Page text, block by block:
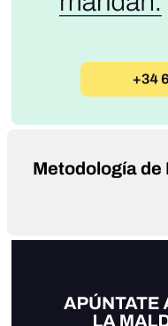
Metodología de